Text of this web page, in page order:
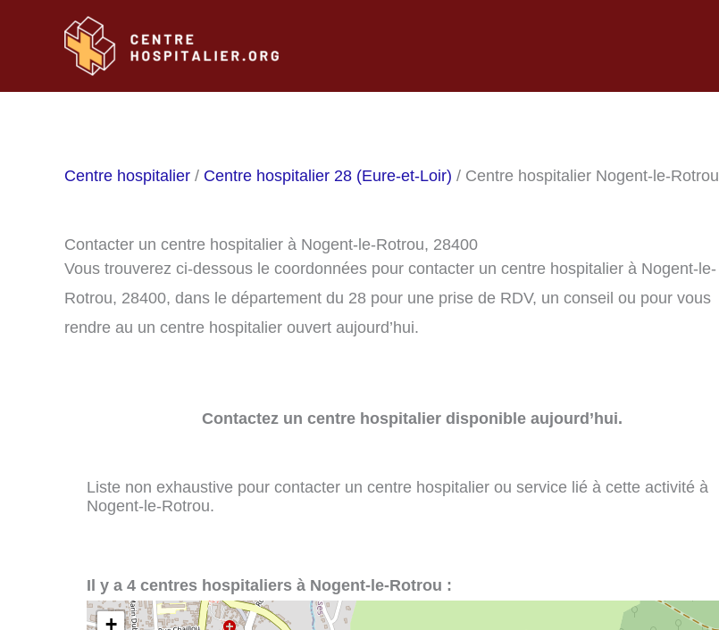
Centre hospitalier / Centre hospitalier 28 (Eure-et-Loir) / Centre hospitalier Nogent-le-Rotrou
Contacter un centre hospitalier à Nogent-le-Rotrou, 28400
Vous trouverez ci-dessous le coordonnées pour contacter un centre hospitalier à Nogent-le-
Rotrou, 28400, dans le département du 28 pour une prise de RDV, un conseil ou pour vous
rendre au un centre hospitalier ouvert aujourd’hui.
Contactez un centre hospitalier disponible aujourd’hui.
Liste non exhaustive pour contacter un centre hospitalier ou service lié à cette activité à
Nogent-le-Rotrou.
Il y a 4 centres hospitaliers à Nogent-le-Rotrou :
+